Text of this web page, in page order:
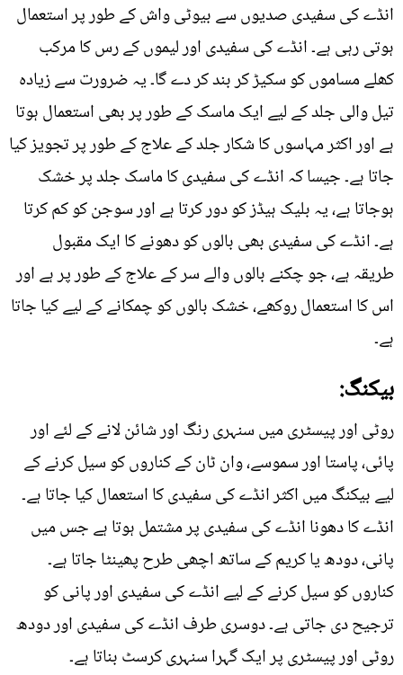
انڈے کی سفیدی صدیوں سے بیوٹی واش کے طور پر استعمال
ہوتی رہی ہے۔ انڈے کی سفیدی اور لیموں کے رس کا مرکب
کھلے مساموں کو سکیڑ کر بند کر دے گا۔ یہ ضرورت سے زیادہ
تیل والی جلد کے لیے ایک ماسک کے طور پر بھی استعمال ہوتا
ہے اور اکثر مہاسوں کا شکار جلد کے علاج کے طور پر تجویز کیا
جاتا ہے۔ جیسا کہ انڈے کی سفیدی کا ماسک جلد پر خشک
ہوجاتا ہے، یہ بلیک ہیڈز کو دور کرتا ہے اور سوجن کو کم کرتا
ہے۔ انڈے کی سفیدی بھی بالوں کو دھونے کا ایک مقبول
طریقہ ہے، جو چکنے بالوں والے سر کے علاج کے طور پر ہے اور
اس کا استعمال روکھے، خشک بالوں کو چمکانے کے لیے کیا جاتا
ہے۔
بیکنگ:
روٹی اور پیسٹری میں سنہری رنگ اور شائن لانے کے لئے اور
پائی، پاستا اور سموسے، وان ٹان کے کناروں کو سیل کرنے کے
لیے بیکنگ میں اکثر انڈے کی سفیدی کا استعمال کیا جاتا ہے۔
انڈے کا دھونا انڈے کی سفیدی پر مشتمل ہوتا ہے جس میں
پانی، دودھ یا کریم کے ساتھ اچھی طرح پھینٹا جاتا ہے۔
کناروں کو سیل کرنے کے لیے انڈے کی سفیدی اور پانی کو
ترجیح دی جاتی ہے۔ دوسری طرف انڈے کی سفیدی اور دودھ
روٹی اور پیسٹری پر ایک گہرا سنہری کرسٹ بناتا ہے۔